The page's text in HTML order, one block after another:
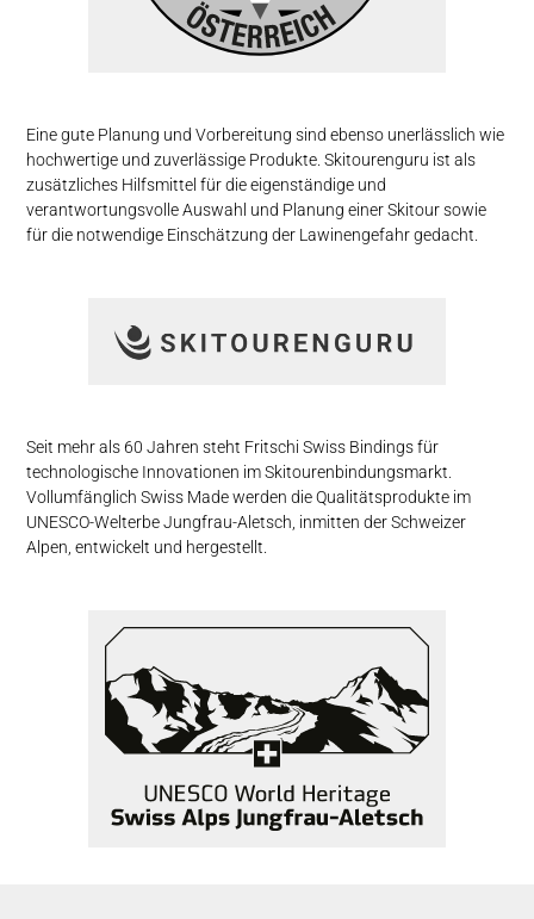
Eine gute Planung und Vorbereitung sind ebenso unerlässlich wie
hochwertige und zuverlässige Produkte. Skitourenguru ist als
zusätzliches Hilfsmittel für die eigenständige und
verantwortungsvolle Auswahl und Planung einer Skitour sowie
für die notwendige Einschätzung der Lawinengefahr gedacht.
Seit mehr als 60 Jahren steht Fritschi Swiss Bindings für
technologische Innovationen im Skitouren­bindungs­markt.
Vollumfänglich Swiss Made werden die Qualitäts­produkte im
UNESCO-Welterbe Jungfrau-Aletsch, inmitten der Schweizer
Alpen, entwickelt und hergestellt.